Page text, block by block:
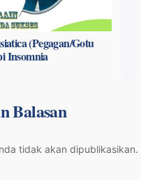
(Pegagan/Gotu
Insomnia
Balasan
tidak akan dipublikasikan.